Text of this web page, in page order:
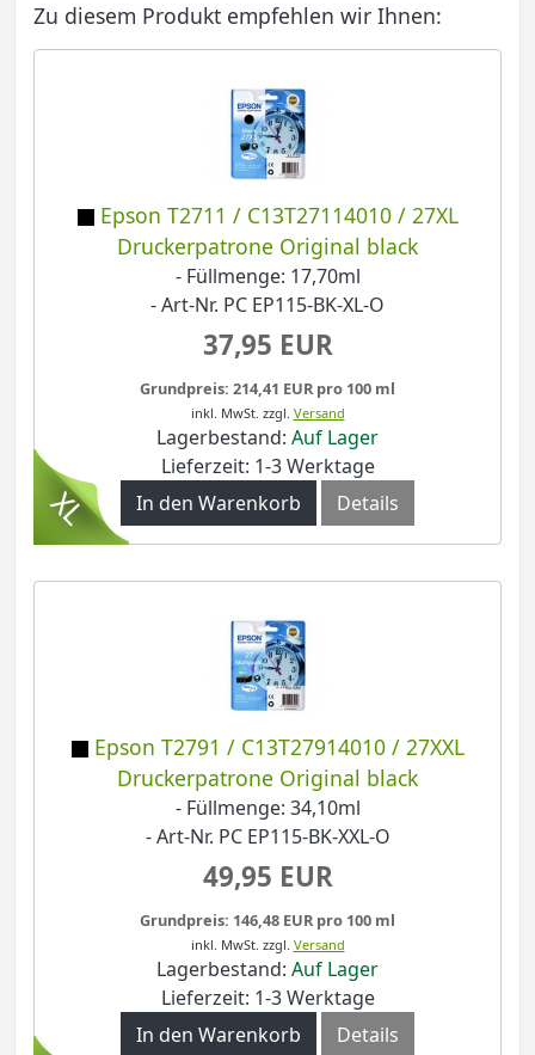
Zu diesem Produkt empfehlen wir Ihnen:
Epson T2711 / C13T27114010 / 27XL
Druckerpatrone Original black
- Füllmenge: 17,70ml
- Art-Nr. PC EP115-BK-XL-O
37,95 EUR
Grundpreis: 214,41 EUR pro 100 ml
inkl. MwSt. zzgl. Versand
Lagerbestand: Auf Lager
Lieferzeit: 1-3 Werktage
In den Warenkorb
Details
Epson T2791 / C13T27914010 / 27XXL
Druckerpatrone Original black
- Füllmenge: 34,10ml
- Art-Nr. PC EP115-BK-XXL-O
49,95 EUR
Grundpreis: 146,48 EUR pro 100 ml
inkl. MwSt. zzgl. Versand
Lagerbestand: Auf Lager
Lieferzeit: 1-3 Werktage
In den Warenkorb
Details